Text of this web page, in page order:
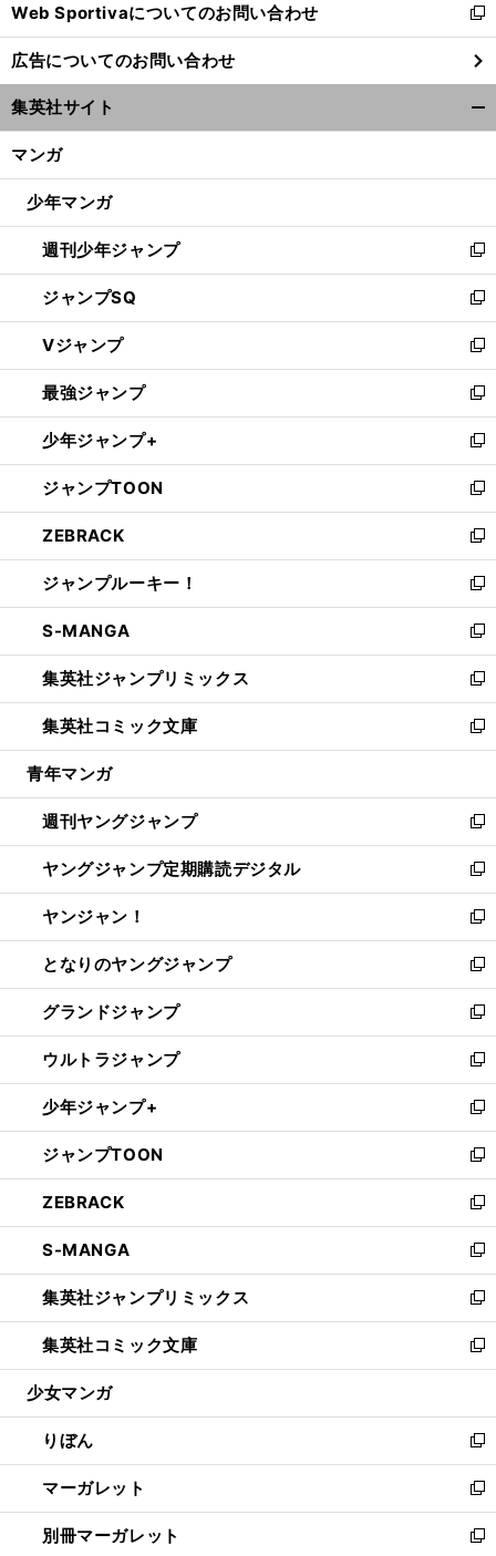
く
Web Sportivaについてのお問い合わせ
新
し
い
ウ
ィ
ン
ウ
開
く
広告についてのお問い合わせ
集英社サイト
マンガ
少年マンガ
週刊少年ジャンプ
新
し
い
ウ
ィ
ン
ド
ウ
で
開
く
ジャンプSQ
新
し
い
ウ
ィ
ン
ド
ウ
で
開
く
Vジャンプ
新
し
い
ウ
ィ
ン
ド
ウ
で
開
く
最強ジャンプ
新
し
い
ウ
ィ
ン
ド
ウ
で
開
く
少年ジャンプ+
新
し
い
ウ
ィ
ン
ド
ウ
で
開
く
ジャンプTOON
新
し
い
ウ
ィ
ン
ド
ウ
で
開
く
ZEBRACK
新
し
い
ウ
ィ
ン
ド
ウ
で
開
ジャンプルーキー！
新
し
い
ウ
ィ
ン
ド
ウ
開
く
S-MANGA
新
し
い
ウ
ィ
ン
ウ
で
開
く
集英社ジャンプリミックス
新
し
い
ウ
ン
ド
ウ
で
開
く
集英社コミック文庫
新
し
ウ
ィ
ン
ド
ウ
で
開
く
青年マンガ
週刊ヤングジャンプ
新
し
い
ウ
ィ
ン
ド
ウ
で
開
く
ヤングジャンプ定期購読デジタル
新
し
い
ウ
ィ
ン
ド
ウ
で
開
く
ヤンジャン！
新
し
い
ウ
ィ
ン
ド
ウ
で
開
く
となりのヤングジャンプ
新
し
い
ウ
ィ
ン
ド
ウ
で
開
く
グランドジャンプ
新
し
い
ウ
ィ
ン
ド
ウ
で
開
く
ウルトラジャンプ
新
し
い
ウ
ィ
ン
ド
ウ
で
開
く
少年ジャンプ+
新
し
い
ウ
ィ
ン
ド
ウ
で
開
く
ジャンプTOON
新
し
い
ウ
ィ
ン
ド
ウ
で
開
ZEBRACK
新
し
い
ウ
ィ
ン
ド
ウ
開
く
S-MANGA
新
し
い
ウ
ィ
ン
ウ
で
開
く
集英社ジャンプリミックス
新
し
い
ウ
ン
ド
ウ
で
開
く
集英社コミック文庫
新
し
ウ
ィ
ン
ド
ウ
で
少女マンガ
りぼん
新
し
い
ウ
ィ
マーガレット
新
し
い
別冊マーガレット
新